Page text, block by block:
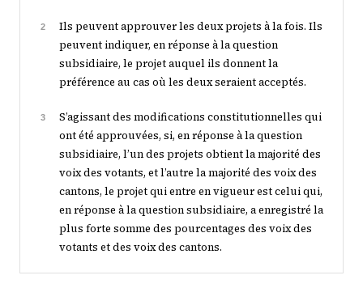
2
Ils peuvent approuver les deux projets à la fois. Ils
peuvent indiquer, en réponse à la question
subsidiaire, le projet auquel ils donnent la
préférence au cas où les deux seraient acceptés.
3
S’agissant des modifications constitutionnelles qui
ont été approuvées, si, en réponse à la question
subsidiaire, l’un des projets obtient la majorité des
voix des votants, et l’autre la majorité des voix des
cantons, le projet qui entre en vigueur est celui qui,
en réponse à la question subsidiaire, a enregistré la
plus forte somme des pourcentages des voix des
votants et des voix des cantons.